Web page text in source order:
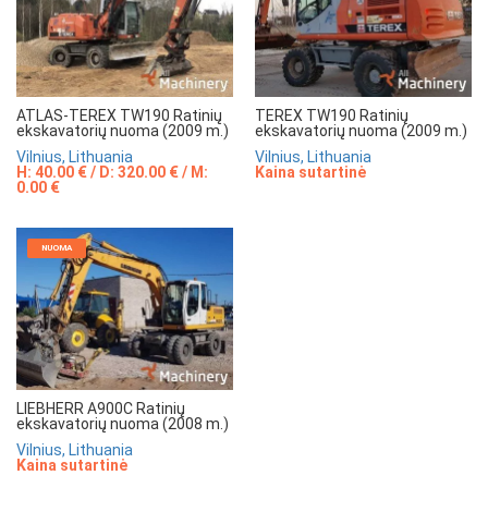
ATLAS-TEREX TW190 Ratinių
ekskavatorių nuoma (2009 m.)
Vilnius, Lithuania
H: 40.00 € / D: 320.00 € / M:
0.00 €
TEREX TW190 Ratinių
ekskavatorių nuoma (2009 m.)
Vilnius, Lithuania
Kaina sutartinė
NUOMA
LIEBHERR A900C Ratinių
ekskavatorių nuoma (2008 m.)
Vilnius, Lithuania
Kaina sutartinė